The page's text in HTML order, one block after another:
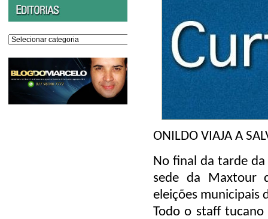
Editorias
ONILDO VIAJA A
No final da tarde
sede da Maxtour
eleições municipais
Todo o staff tucano